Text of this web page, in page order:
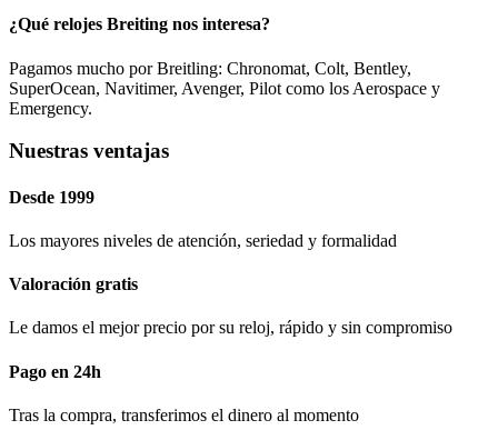
¿Qué relojes Breiting nos interesa?
Pagamos mucho por Breitling: Chronomat, Colt, Bentley,
SuperOcean, Navitimer, Avenger, Pilot como los Aerospace y
Emergency.
Nuestras ventajas
Desde 1999
Los mayores niveles de atención, seriedad y formalidad​
Valoración gratis
Le damos el mejor precio por su reloj, rápido y sin compromiso
Pago en 24h
Tras la compra, transferimos el dinero al momento